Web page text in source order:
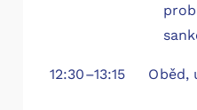
12:30–13:15 Oběd,